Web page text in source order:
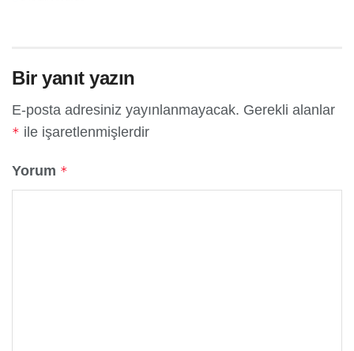
Bir yanıt yazın
E-posta adresiniz yayınlanmayacak. Gerekli alanlar
* ile işaretlenmişlerdir
Yorum *